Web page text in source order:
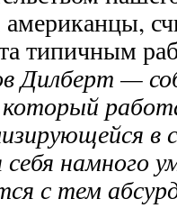
типичным
Дилберт —
который
в
намного
с тем